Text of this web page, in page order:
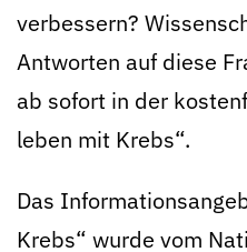
verbessern?
Antworten auf diese
ab sofort in der
leben mit Krebs“.
Das
Krebs“ wurde vom